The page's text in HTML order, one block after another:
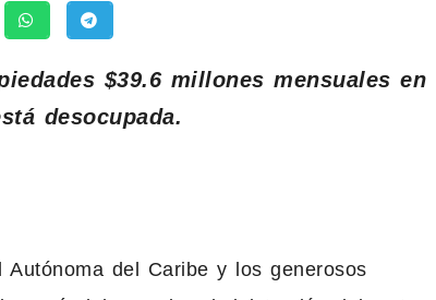
$39.6 millones mensuales en
desocupada.
del Caribe y los generosos